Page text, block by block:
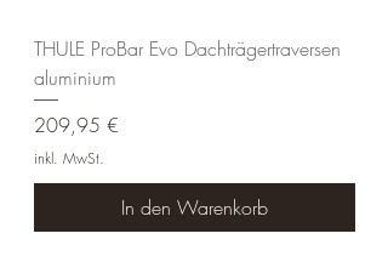
THULE ProBar Evo Dachträgertraversen
aluminium
Preis
209,95 €
inkl. MwSt.
In den Warenkorb